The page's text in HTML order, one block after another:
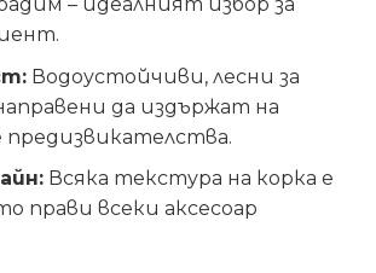
Водоустойчиви, лесни за
да издържат на
Всяка текстура на корка е
прави всеки аксесоар